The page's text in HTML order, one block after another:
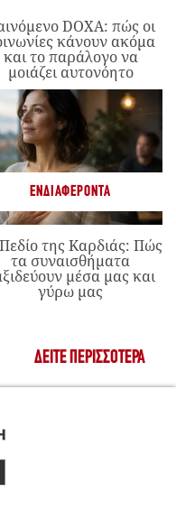
DOXA: πώς οι
κάνουν ακόμα
και το παράλογο να
μοιάζει αυτονόητο
ΕΝΔΙΑΦΈΡΟΝΤΑ
της Καρδιάς: Πώς
τα συναισθήματα
μέσα μας και
γύρω μας
ΔΕΊΤΕ ΠΕΡΙΣΣΌΤΕΡΑ